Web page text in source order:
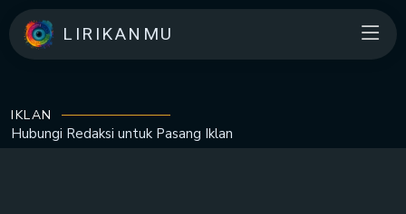
LIRIKANMU
IKLAN
Hubungi Redaksi untuk Pasang Iklan